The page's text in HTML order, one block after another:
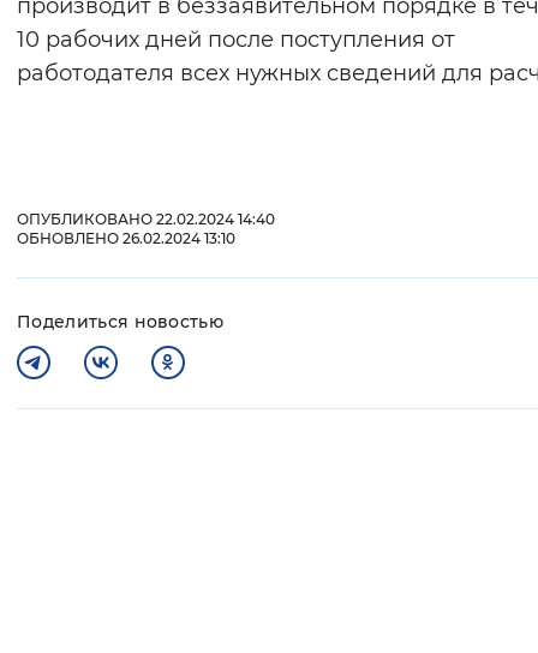
производит в беззаявительном порядке в
10 рабочих дней после поступления от
работодателя всех нужных сведений для
ОПУБЛИКОВАНО 22.02.2024 14:40
ОБНОВЛЕНО 26.02.2024 13:10
Поделиться новостью